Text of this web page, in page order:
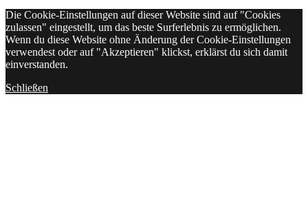
Die Cookie-Einstellungen auf dieser Website sind auf "Cookies
zulassen" eingestellt, um das beste Surferlebnis zu ermöglichen.
Wenn du diese Website ohne Änderung der Cookie-Einstellungen
verwendest oder auf "Akzeptieren" klickst, erklärst du sich damit
einverstanden.
Schließen